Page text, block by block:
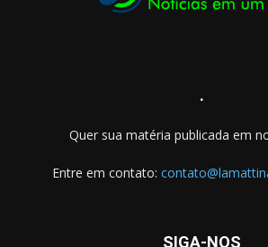
.
Quer sua matéria publicada em
Entre em contato:
SIGA-NOS